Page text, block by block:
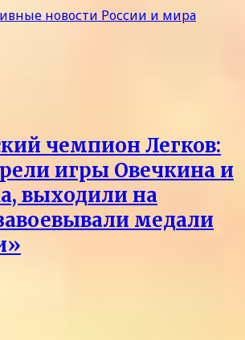
чемпион Легков:
игры Овечкина и
выходили на
медали